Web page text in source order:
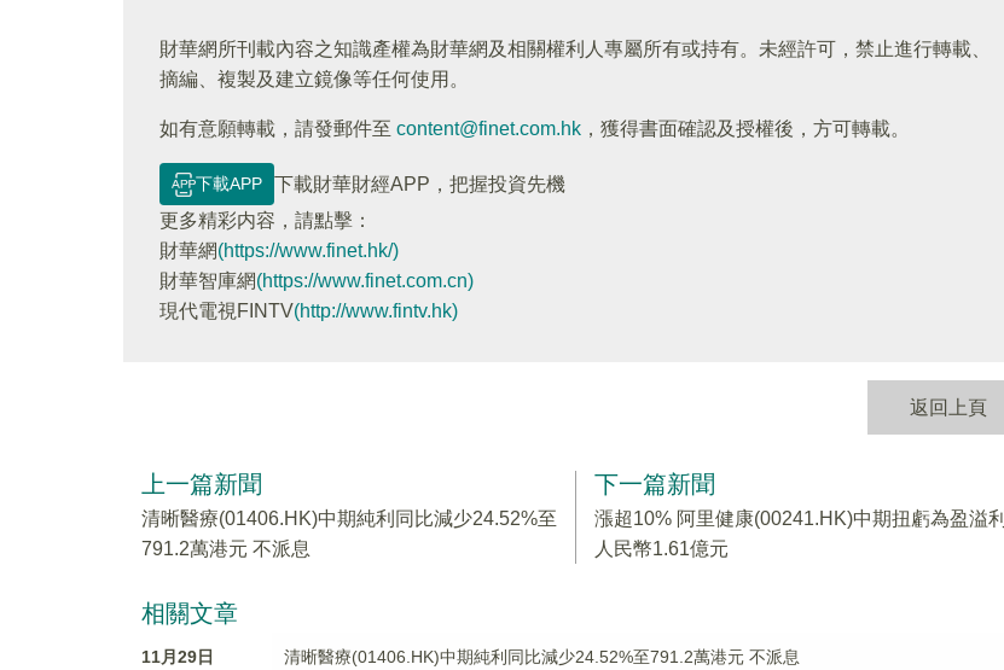
財華網所刊載內容之知識產權為財華網及相關權利人專屬所有或持有。未經許可，禁止進行轉載、
摘編、複製及建立鏡像等任何使用。
如有意願轉載，請發郵件至 content@finet.com.hk ，獲得書面確認及授權後，方可轉載。
下載APP
下載財華財經APP，把握投資先機
更多精彩内容，請點擊：
財華網(https://www.finet.hk/)
財華智庫網(https://www.finet.com.cn)
現代電視FINTV(http://www.fintv.hk)
返回上頁
上一篇新聞
清晰醫療(01406.HK)中期純利同比減少24.52%至
791.2萬港元 不派息
下一篇新聞
漲超10% 阿里健康(00241.HK)中期扭虧為盈溢利
人民幣1.61億元
相關文章
11月29日 清晰醫療(01406.HK)中期純利同比減少24.52%至791.2萬港元 不派息